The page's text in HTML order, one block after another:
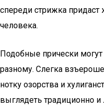
спереди стрижка придаст
человека.
Подобные прически
разному. Слегка
нотку озорства и
выглядеть традиционно и